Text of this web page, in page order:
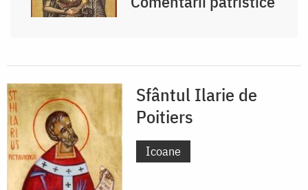
Sfântul Ilarie de
Poitiers
Icoane